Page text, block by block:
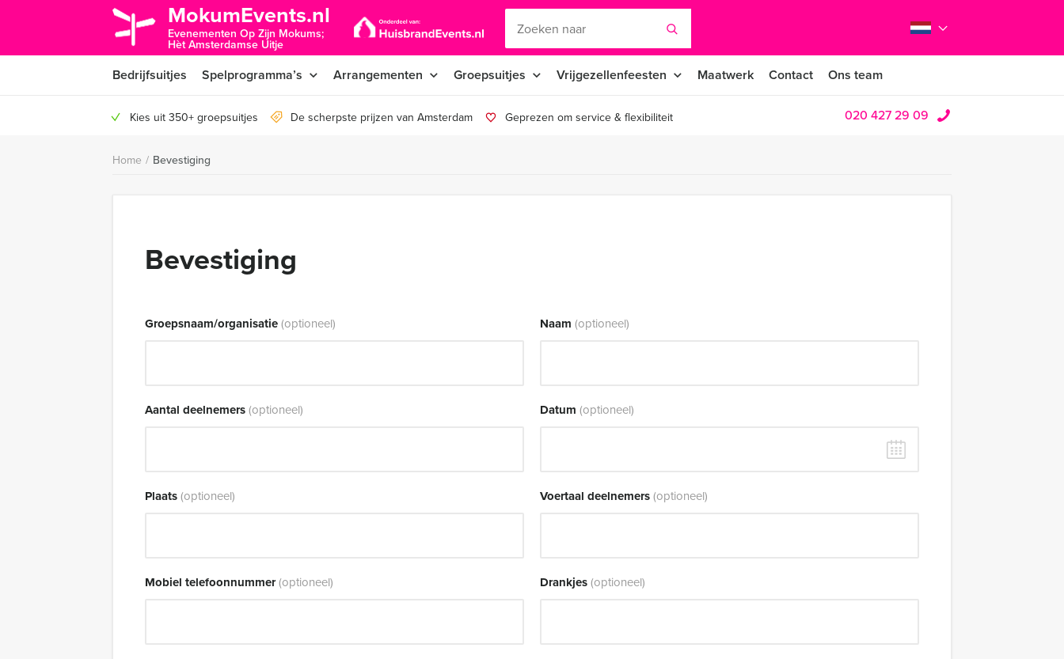
MokumEvents.nl
Evenementen Op Zijn Mokums;
Hèt Amsterdamse Uitje
Bedrijfsuitjes Spelprogramma’s Arrangementen Groepsuitjes Vrijgezellenfeesten Maatwerk Contact Ons team
Kies uit 350+ groepsuitjes De scherpste prijzen van Amsterdam Geprezen om service & flexibiliteit 020 427 29 09
Home / Bevestiging
Bevestiging
Groepsnaam/organisatie(optioneel) Naam (optioneel)
Aantal deelnemers(optioneel) Datum (optioneel)
Plaats(optioneel) Voertaal deelnemers(optioneel)
Mobiel telefoonnummer(optioneel) Drankjes(optioneel)